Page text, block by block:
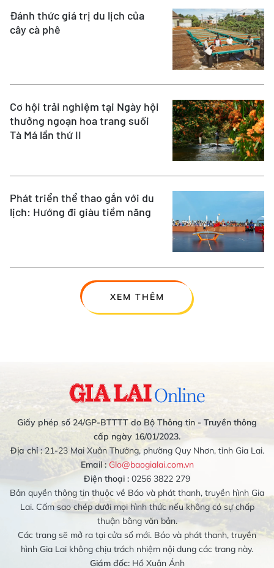
Đánh thức giá trị du lịch của
cây cà phê
Cơ hội trải nghiệm tại Ngày hội
thưởng ngoạn hoa trang suối
Tà Má lần thứ II
Phát triển thể thao gắn với du
lịch: Hướng đi giàu tiềm năng
XEM THÊM
Giấy phép số 24/GP-BTTTT do Bộ Thông tin - Truyền thông
cấp ngày 16/01/2023.
Địa chỉ :21-23 Mai Xuân Thưởng, phường Quy Nhơn, tỉnh Gia Lai.
Email : Glo@baogialai.com.vn
Điện thoại : 0256 3822 279
Bản quyền thông tin thuộc về Báo và phát thanh, truyền hình Gia
Lai. Cấm sao chép dưới mọi hình thức nếu không có sự chấp
thuận bằng văn bản.
Các trang sẽ mở ra tại cửa sổ mới. Báo và phát thanh, truyền
hình Gia Lai không chịu trách nhiệm nội dung các trang này.
Giám đốc:Hồ Xuân Ánh